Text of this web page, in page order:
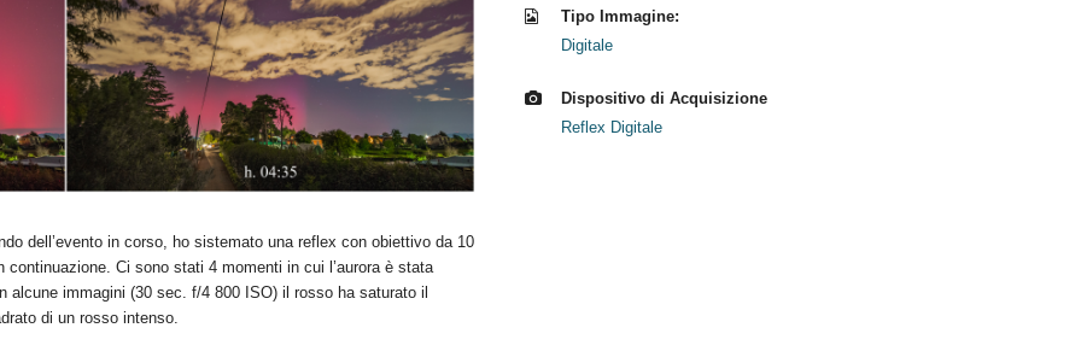
dell’evento in corso, ho sistemato una reflex con obiettivo da 10
Ci sono stati 4 momenti in cui l’aurora è stata
alcune immagini (30 sec. f/4 800 ISO) il rosso ha saturato il
di un rosso intenso.
Tipo Immagine:
Digitale
Dispositivo di Acquisizione
Reflex Digitale